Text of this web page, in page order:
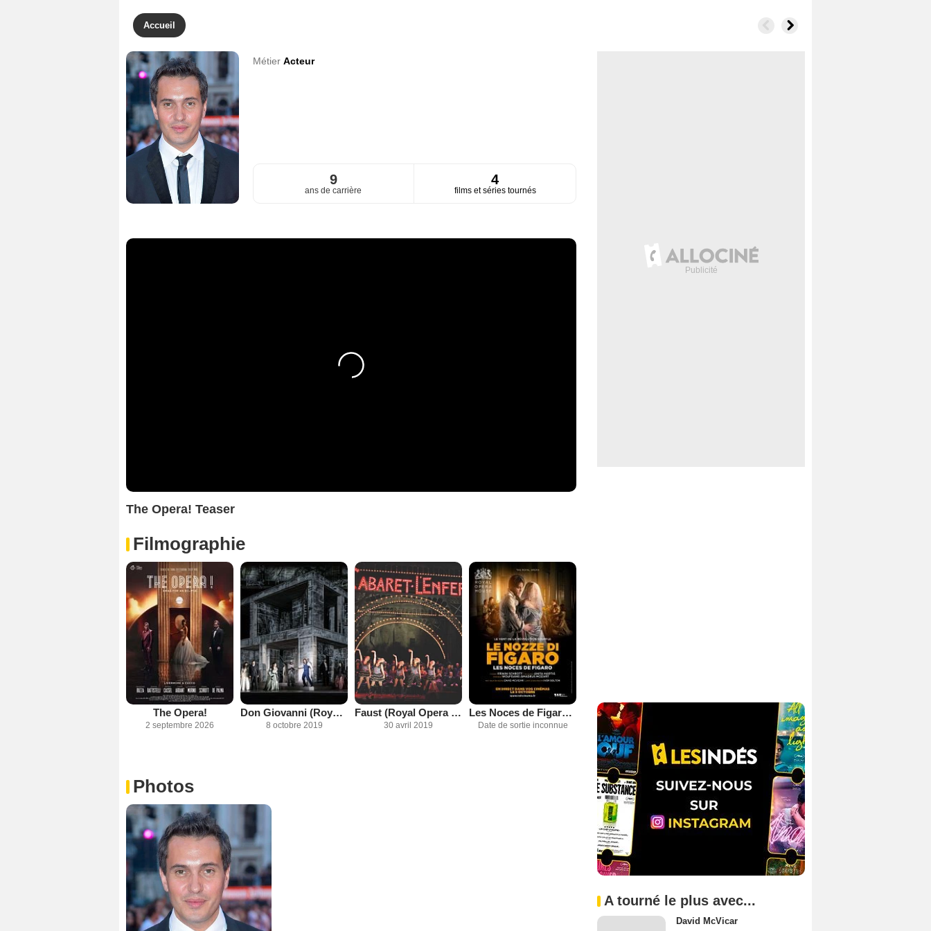
Accueil
Métier Acteur
9
ans de carrière
4
films et séries tournés
The Opera! Teaser
Filmographie
The Opera!
2 septembre 2026
Don Giovanni (Royal Opera House)
8 octobre 2019
Faust (Royal Opera House)
30 avril 2019
Les Noces de Figaro (Arts Alliance)
Date de sortie inconnue
Photos
A tourné le plus avec...
David McVicar